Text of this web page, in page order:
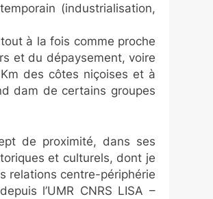
(industrialisation,
à la fois comme proche
et du dépaysement, voire
des côtes niçoises et à
dam de certains groupes
de proximité, dans ses
et culturels, dont je
relations centre-périphérie
l’UMR CNRS LISA –